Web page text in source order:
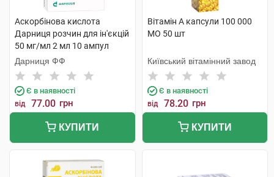
Аскорбінова кислота
Дарниця розчин для ін'єкцій
50 мг/мл 2 мл 10 ампул
Дарниця ФФ
Є в наявності
від 77.00 грн
КУПИТИ
Вітамін A капсули 100 000
МО 50 шт
Київський вітамінний завод
Є в наявності
від 78.20 грн
КУПИТИ